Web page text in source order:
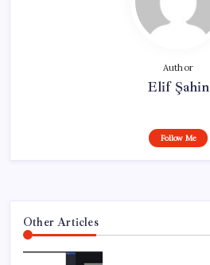
Author
Elif Şahin
Follow Me
Other Articles